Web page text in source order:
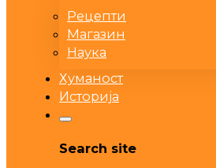
Рецепти
Магазин
Наука
Хуманост
Историја
Search site